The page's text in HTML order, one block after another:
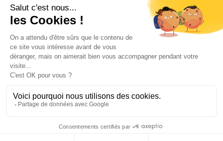
NOUS CONTACTER
+33 6 99 39 91 46
contact@progressium.fr
56 rue de la République, 69002 LYON
LIENS